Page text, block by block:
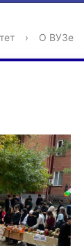
› О ВУЗе